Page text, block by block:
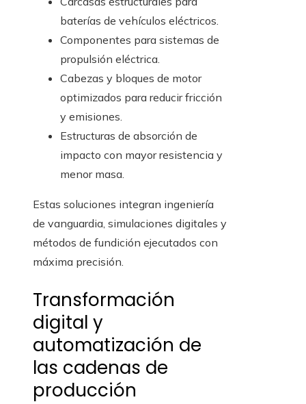
baterías de vehículos eléctricos.
Componentes para sistemas de
propulsión eléctrica.
Cabezas y bloques de motor
optimizados para reducir fricción
y emisiones.
Estructuras de absorción de
impacto con mayor resistencia y
menor masa.
Estas soluciones integran ingeniería
de vanguardia, simulaciones digitales y
métodos de fundición ejecutados con
máxima precisión.
Transformación
digital y
automatización de
las cadenas de
producción